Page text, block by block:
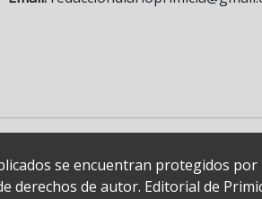
se encuentran protegidos por
de autor. Editorial de